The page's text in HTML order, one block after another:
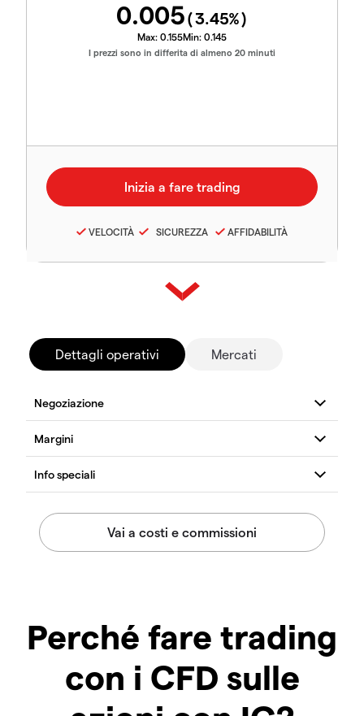
0.005(3.45%)
Max: 0.155Min: 0.145
I prezzi sono in differita di almeno 20 minuti
VELOCITÀ SICUREZZA AFFIDABILITÀ
Dettagli operativi Mercati
Perché fare trading
con i CFD sulle